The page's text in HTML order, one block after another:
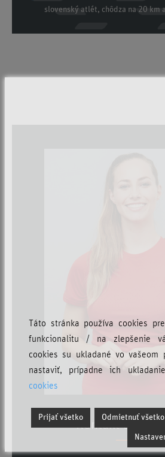
slovenský atlét, chôdza na 20 km
Kontakt a
Táto stránka používa cookies
funkcionalitu / na zlepšenie
cookies su ukladané vo vašeom
nastaviť, prípadne ich
cookies
Prijať všetko Odmietnuť všetko